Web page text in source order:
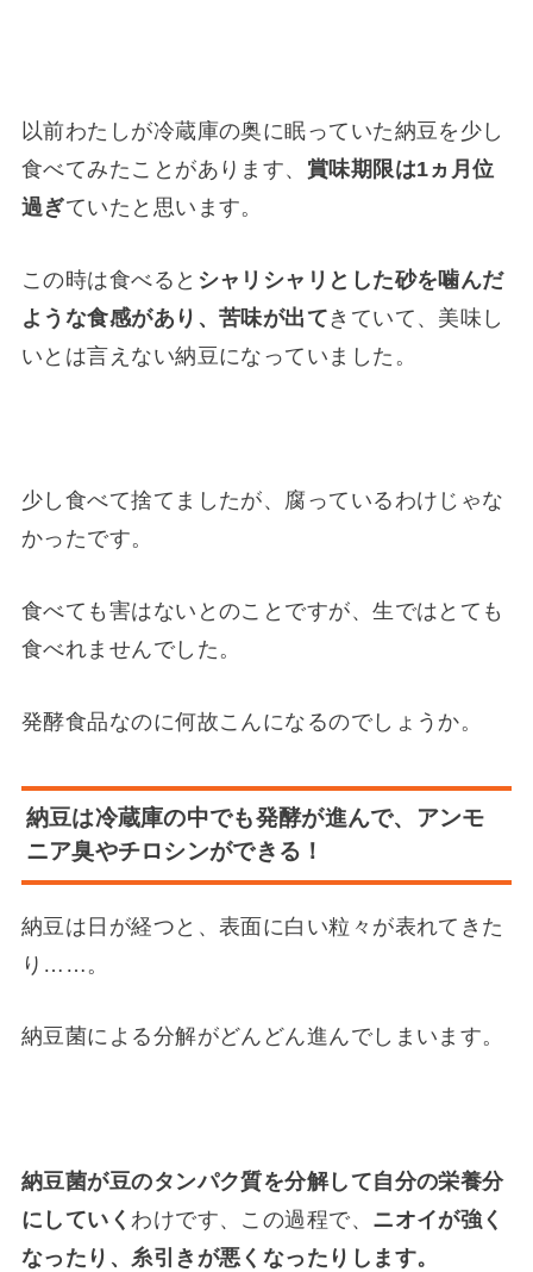
以前わたしが冷蔵庫の奥に眠っていた納豆を少し
食べてみたことがあります、 賞味期限は1ヵ月位
過ぎていたと思います。
この時は食べると シャリシャリとした砂を噛んだ
ような食感があり、苦味が出て きていて、美味し
いとは言えない納豆になっていました。
少し食べて捨てましたが、腐っているわけじゃな
かったです。
食べても害はないとのことですが、生ではとても
食べれませんでした。
発酵食品なのに何故こんになるのでしょうか。
納豆は冷蔵庫の中でも発酵が進んで、アンモ
ニア臭やチロシンができる！
納豆は日が経つと、表面に白い粒々が表れてきた
り……。
納豆菌による分解がどんどん進んでしまいます。
納豆菌が豆のタンパク質を分解して自分の栄養分
にしていく わけです、この過程で、 ニオイが強く
なったり、糸引きが悪くなったりします。